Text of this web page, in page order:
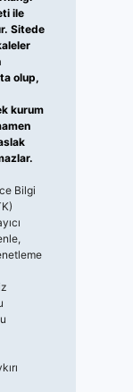
ile
Sitede
olup,
kurum
Bilgi